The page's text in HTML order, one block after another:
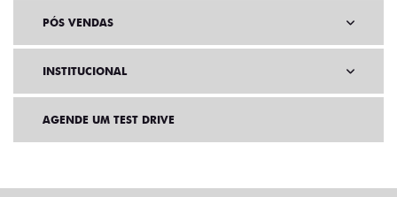
PÓS VENDAS
INSTITUCIONAL
AGENDE UM TEST DRIVE